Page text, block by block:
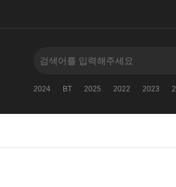
2024 BT 2025 2022 2023